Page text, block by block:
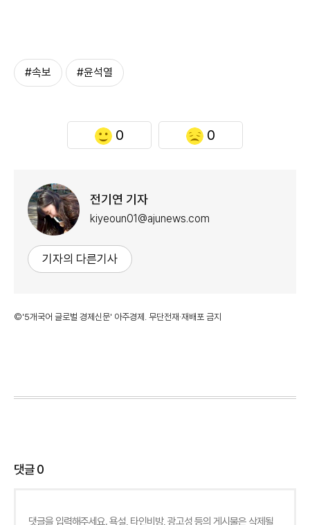
#속보 #윤석열
0 0
전기연 기자
kiyeoun01@ajunews.com
기자의 다른기사
©'5개국어 글로벌 경제신문' 아주경제. 무단전재·재배포 금지
댓글0